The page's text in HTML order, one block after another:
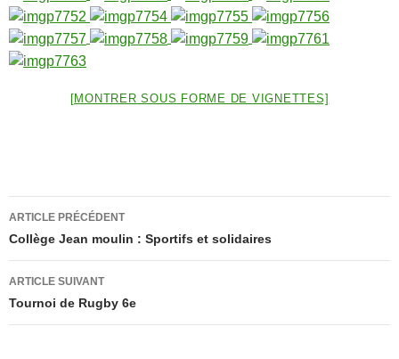
[MONTRER SOUS FORME DE VIGNETTES]
Navigation
des
articles
ARTICLE PRÉCÉDENT
Collège Jean moulin : Sportifs et solidaires
ARTICLE SUIVANT
Tournoi de Rugby 6e